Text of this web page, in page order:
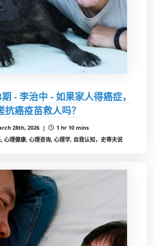
- 李治中 - 如果家人得癌症，
癌疫苗救人吗？
28th, 2026 |
1 hr 10 mins
心理健康, 心理咨询, 心理学, 自我认知，史蒂夫说